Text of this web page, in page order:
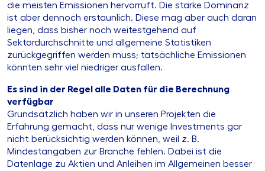
die meisten Emissionen hervorruft. Die starke Dominanz
ist aber dennoch erstaunlich. Diese mag aber auch daran
liegen, dass bisher noch weitestgehend auf
Sektordurchschnitte und allgemeine Statistiken
zurückgegriffen werden muss; tatsächliche Emissionen
könnten sehr viel niedriger ausfallen.
Es sind in der Regel alle Daten für die Berechnung
verfügbar
Grundsätzlich haben wir in unseren Projekten die
Erfahrung gemacht, dass nur wenige Investments gar
nicht berücksichtig werden können, weil z. B.
Mindestangaben zur Branche fehlen. Dabei ist die
Datenlage zu Aktien und Anleihen im Allgemeinen besser